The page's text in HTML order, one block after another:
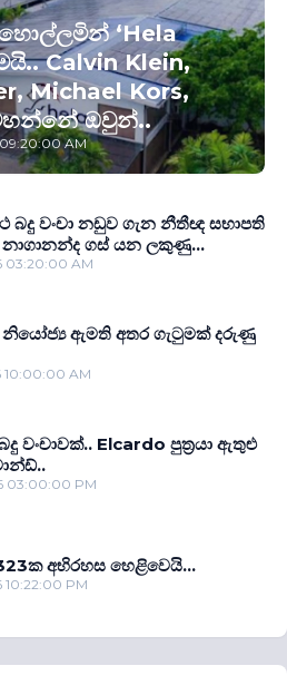
‘Hela
Calvin Klein,
Michael Kors,
ඔවුන්..
AM
බදු වංචා නඩුව ගැන නීතීඥ සභාපති
නාගානන්ද ගස් යන ලකුණු...
03:20:00 AM
නියෝජ්‍ය ඇමති අතර ගැටුමක් දරුණු
10:00:00 AM
වංචාවක්.. Elcardo පුත‍්‍රයා ඇතුළු
03:00:00 PM
අභිරහස හෙළිවෙයි...
PM